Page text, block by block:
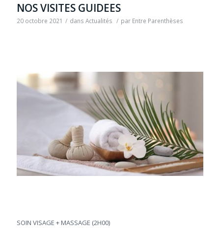
NOS VISITES GUIDEES
20 octobre 2021 / dans Actualités / par Entre Parenthèses
SOIN VISAGE + MASSAGE (2H00)